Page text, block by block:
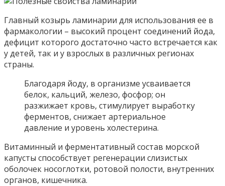
Главный козырь ламинарии для использования ее в
фармакологии – высокий процент соединений йода,
дефицит которого достаточно часто встречается как
у детей, так и у взрослых в различных регионах
страны.
Благодаря йоду, в организме усваивается
белок, кальций, железо, фосфор; он
разжижает кровь, стимулирует выработку
ферментов, снижает артериальное
давление и уровень холестерина.
Витаминный и ферментативный состав морской
капусты способствует регенерации слизистых
оболочек носоглотки, ротовой полости, внутренних
органов, кишечника.